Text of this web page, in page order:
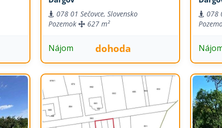
078 01 Sečovce, Slovensko
Pozemok
627 m²
Nájom dohoda
078